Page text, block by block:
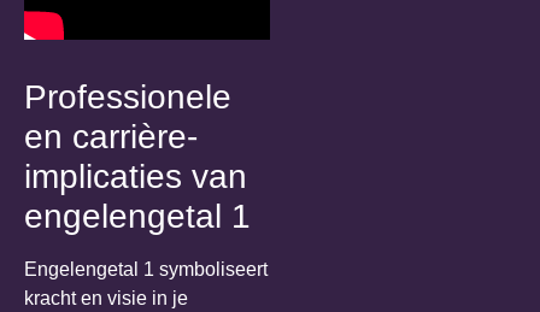
Professionele
en carrière-
implicaties van
engelengetal 1
Engelengetal 1 symboliseert
kracht en visie in je